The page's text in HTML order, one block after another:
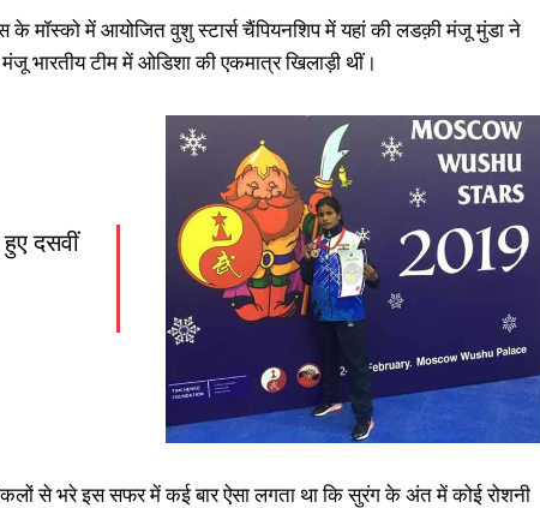
मॉस्को में आयोजित वुशु स्टार्स चैंपियनशिप में यहां की लडक़ी मंजू मुंडा ने
मंजू भारतीय टीम में ओडिशा की एकमात्र खिलाड़ी थीं।
दसवीं
से भरे इस सफर में कई बार ऐसा लगता था कि सुरंग के अंत में कोई रोशनी